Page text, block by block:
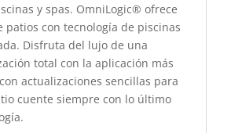
y spas. OmniLogic® ofrece
patios con tecnología de piscinas
Disfruta del lujo de una
total con la aplicación más
actualizaciones sencillas para
cuente siempre con lo último